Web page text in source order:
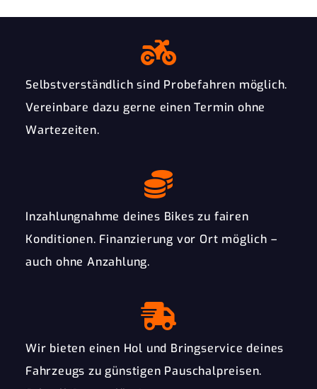
Selbstverständlich sind Probefahren möglich.
Vereinbare dazu gerne einen Termin ohne
Wartezeiten.
Inzahlungnahme deines Bikes zu fairen
Konditionen. Finanzierung vor Ort möglich –
auch ohne Anzahlung.
Wir bieten einen Hol und Bringservice deines
Fahrzeugs zu günstigen Pauschalpreisen.